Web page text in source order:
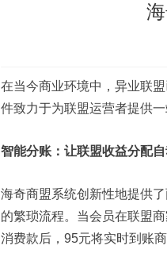
在当今商业环境中，异业联
件致力于为联盟运营者提供
智能分账：让联盟收益分配
海奇商盟系统创新性地提供
的繁琐流程。当会员在联盟
消费款后，95元将实时到账